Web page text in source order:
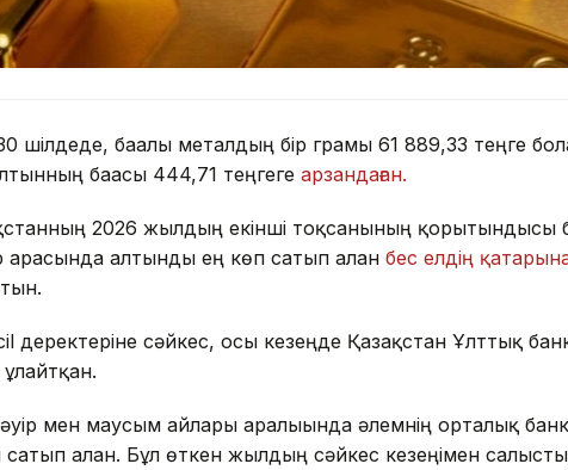
шілдеде, бағалы металдың бір грамы 61 889,33 теңге
бағасы 444,71 теңгеге арзандаған.
2026 жылдың екінші тоқсанының
арасында алтынды ең көп сатып алған бес елдің
деректеріне сәйкес, осы кезеңде Қазақстан Ұлттық
мен маусым айлары аралығында әлемнің орталық
алған. Бұл өткен жылдың сәйкес кезеңімен